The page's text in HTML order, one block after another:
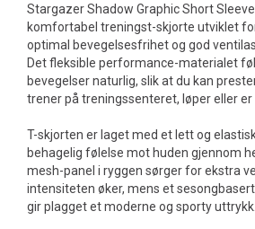
Stargazer Shadow Graphic Short
komfortabel treningst-skjorte utviklet
optimal bevegelsesfrihet og god
Det fleksible performance-materialet
bevegelser naturlig, slik at du kan
trener på treningssenteret, løper eller er
T-skjorten er laget med et lett og
behagelig følelse mot huden gjennom
mesh-panel i ryggen sørger for ekstra
intensiteten øker, mens et
gir plagget et moderne og sporty uttrykk.